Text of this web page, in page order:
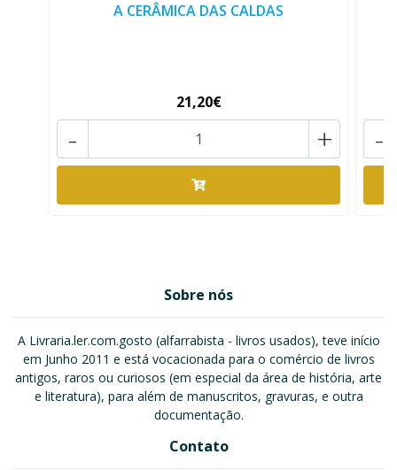
A CERÂMICA DAS CALDAS
21,20€
+
- -
Sobre nós
A Livraria.ler.com.gosto (alfarrabista - livros usados), teve início
em Junho 2011 e está vocacionada para o comércio de livros
antigos, raros ou curiosos (em especial da área de história, arte
e literatura), para além de manuscritos, gravuras, e outra
documentação.
Contato